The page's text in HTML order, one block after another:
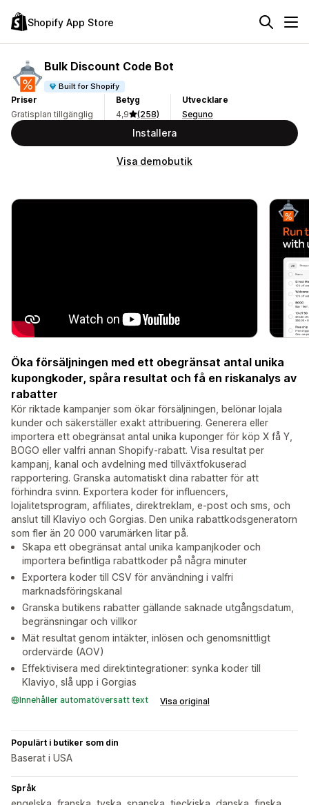
Shopify App Store
Bulk Discount Code Bot
Built for Shopify
Priser
Gratisplan tillgänglig
Betyg
4,9
(258)
Utvecklare
Seguno
Installera
Visa demobutik
Öka försäljningen med ett obegränsat antal unika
kupongkoder, spåra resultat och få en riskanalys av
rabatter
Kör riktade kampanjer som ökar försäljningen, belönar lojala
kunder och säkerställer exakt attribuering. Generera eller
importera ett obegränsat antal unika kuponger för köp X få Y,
BOGO eller valfri annan Shopify-rabatt. Visa resultat per
kampanj, kanal och avdelning med tillväxtfokuserad
rapportering. Granska automatiskt dina rabatter för att
förhindra svinn. Exportera koder för influencers,
lojalitetsprogram, affiliates, direktreklam, e-post och sms, och
anslut till Klaviyo och Gorgias. Den unika rabattkodsgeneratorn
som fler än 20 000 varumärken litar på.
Skapa ett obegränsat antal unika kampanjkoder och
importera befintliga rabattkoder på några minuter
Exportera koder till CSV för användning i valfri
marknadsföringskanal
Granska butikens rabatter gällande saknade utgångsdatum,
begränsningar och villkor
Mät resultat genom intäkter, inlösen och genomsnittligt
ordervärde (AOV)
Effektivisera med direktintegrationer: synka koder till
Klaviyo, slå upp i Gorgias
Innehåller automatöversatt text Visa original
Populärt i butiker som din
Baserat i USA
Språk